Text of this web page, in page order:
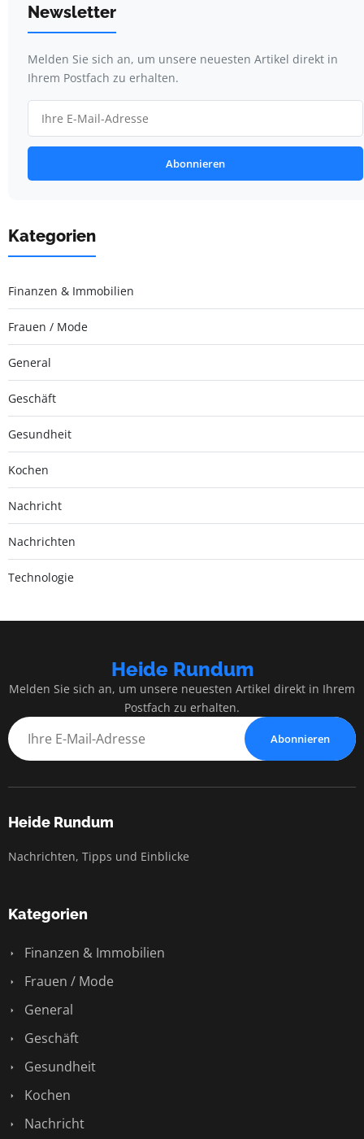
Newsletter
Melden Sie sich an, um unsere neuesten Artikel direkt in
Ihrem Postfach zu erhalten.
Abonnieren
Kategorien
Finanzen & Immobilien
Frauen / Mode
General
Geschäft
Gesundheit
Kochen
Nachricht
Nachrichten
Technologie
Heide Rundum
Melden Sie sich an, um unsere neuesten Artikel direkt in Ihrem
Postfach zu erhalten.
Abonnieren
Heide Rundum
Nachrichten, Tipps und Einblicke
Kategorien
Finanzen & Immobilien
Frauen / Mode
General
Geschäft
Gesundheit
Kochen
Nachricht